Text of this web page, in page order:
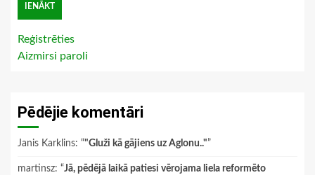
Reģistrēties
Aizmirsi paroli
Pēdējie komentāri
Janis Karklins: “"Gluži kā gājiens uz Aglonu.."”
martinsz: “Jā, pēdējā laikā patiesi vērojama liela reformēto